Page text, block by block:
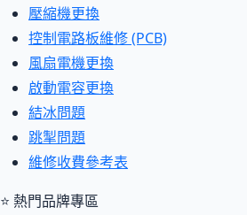
壓縮機更換
控制電路板維修 (PCB)
風扇電機更換
啟動電容更換
結冰問題
跳掣問題
維修收費參考表
⭐ 熱門品牌專區